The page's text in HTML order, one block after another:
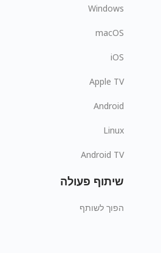
Windows
macOS
iOS
Apple TV
Android
Linux
Android TV
שיתוף פעולה
הפוך לשותף